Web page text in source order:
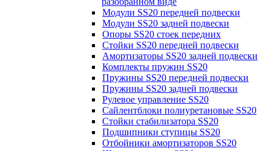
Модули SS20 передней подвески
Модули SS20 задней подвески
Опоры SS20 стоек передних
Стойки SS20 передней подвески
Амортизаторы SS20 задней подвески
Комплекты пружин SS20
Пружины SS20 передней подвески
Пружины SS20 задней подвески
Рулевое управление SS20
Сайлентблоки полиуретановые SS20
Стойки стабилизатора SS20
Подшипники ступицы SS20
Отбойники амортизаторов SS20